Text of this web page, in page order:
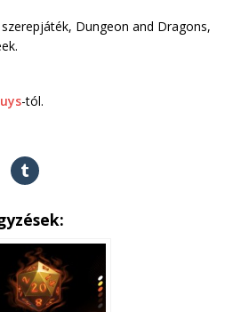
Dungeon and Dragons,
-tól.